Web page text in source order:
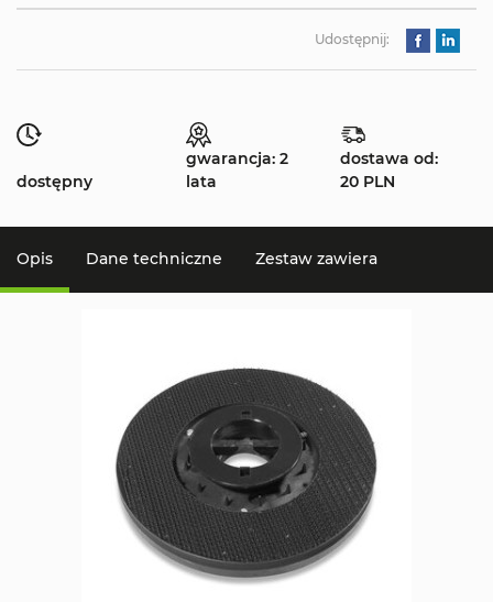
Udostępnij:
dostępny
gwarancja: 2
lata
dostawa od:
20 PLN
Opis Dane techniczne Zestaw zawiera